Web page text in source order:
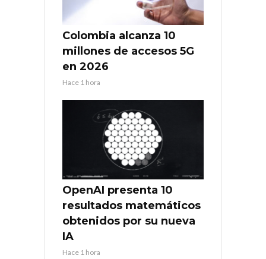
Colombia alcanza 10
millones de accesos 5G
en 2026
Hace 1 hora
OpenAI presenta 10
resultados matemáticos
obtenidos por su nueva
IA
Hace 1 hora